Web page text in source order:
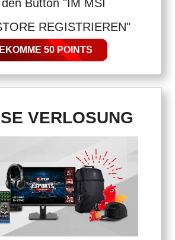
Button "IM MSI
REGISTRIEREN"
50 POINTS
VERLOSUNG